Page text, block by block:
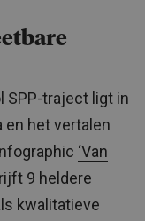
SPP-traject ligt in
en het vertalen
‘Van
9 heldere
kwalitatieve